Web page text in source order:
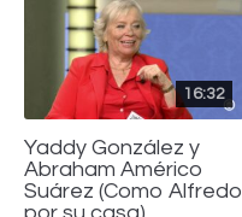
16:32
Yaddy González y
Abraham Américo
Suárez (Como Alfredo
por su casa)